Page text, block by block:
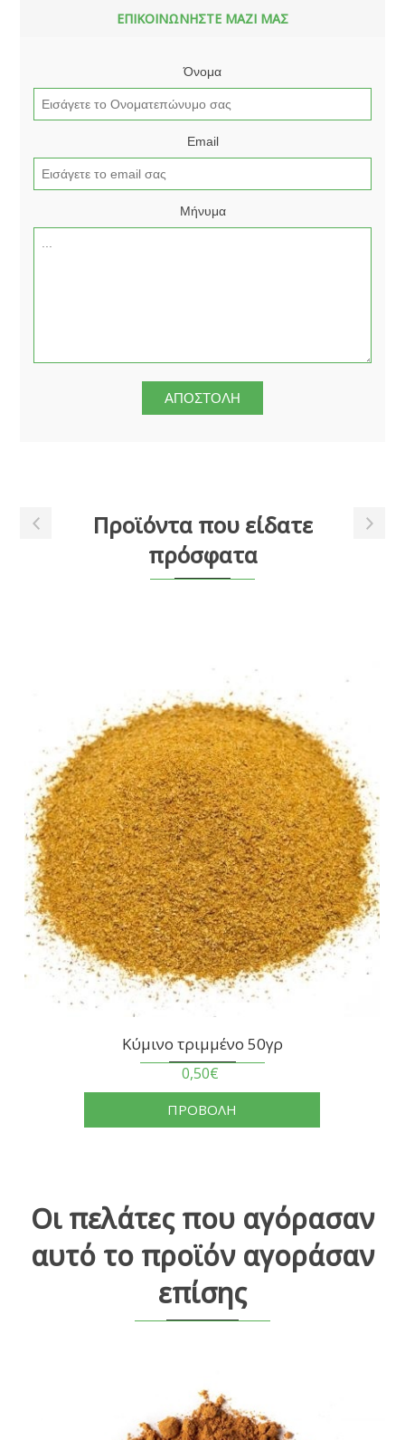
ΕΠΙΚΟΙΝΩΝΗΣΤΕ ΜΑΖΙ ΜΑΣ
Όνομα
Email
Μήνυμα
Προϊόντα που είδατε
πρόσφατα
Κύμινο τριμμένο 50γρ
0,50€
ΠΡΟΒΟΛΗ
Οι πελάτες που αγόρασαν
αυτό το προϊόν αγοράσαν
επίσης